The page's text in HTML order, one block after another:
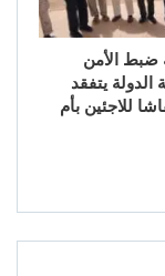
ضبط الأمن
يتفقد
للاجئين بأم